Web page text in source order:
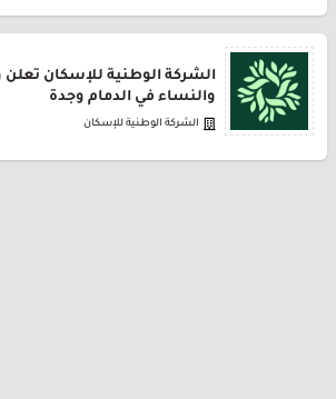
الشركة الوطنية للإسكان تعلن
والنساء في الدمام وجدة
الشركة الوطنية للإسكان